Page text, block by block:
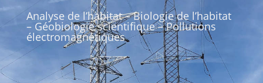
Analyse de l’habitat – Biologie de l’habitat
– Géobiologie scientifique – Pollutions
électromagnétiques